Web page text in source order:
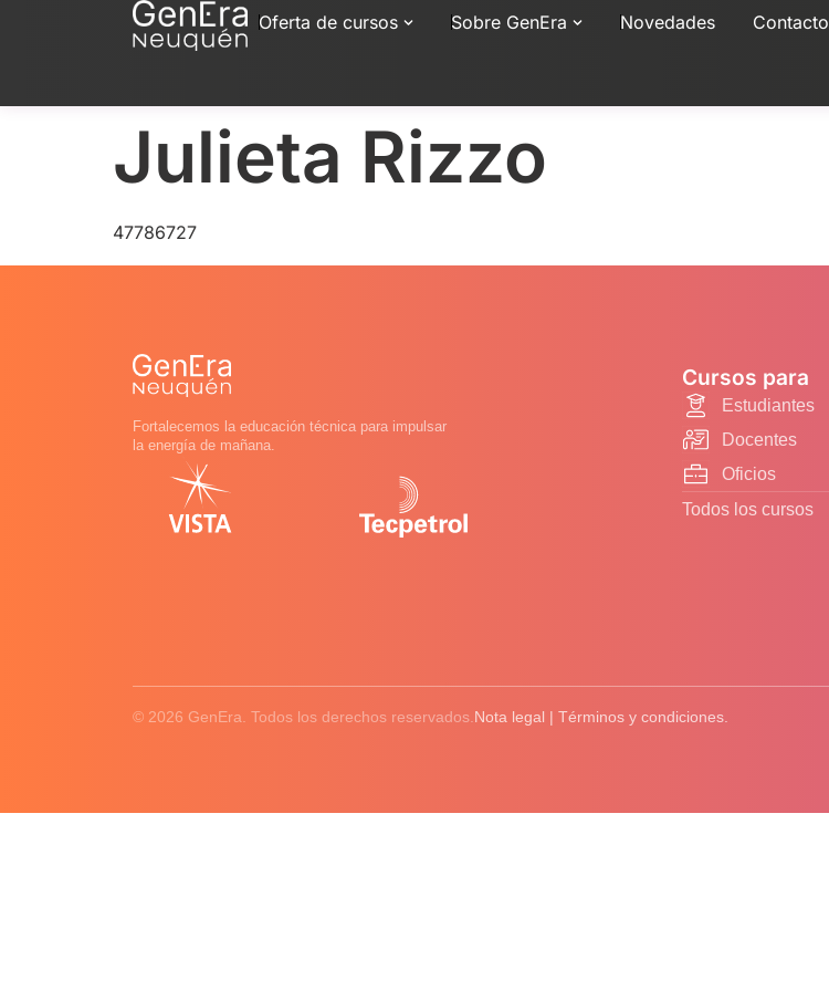
Oferta de cursos Sobre GenEra Novedades Contacto
Julieta Rizzo
47786727
Fortalecemos la educación técnica para impulsar
la energía de mañana.
Cursos para
Estudiantes
Docentes
Oficios
Todos los cursos
© 2026 GenEra. Todos los derechos reservados. Nota legal | Términos y condiciones.